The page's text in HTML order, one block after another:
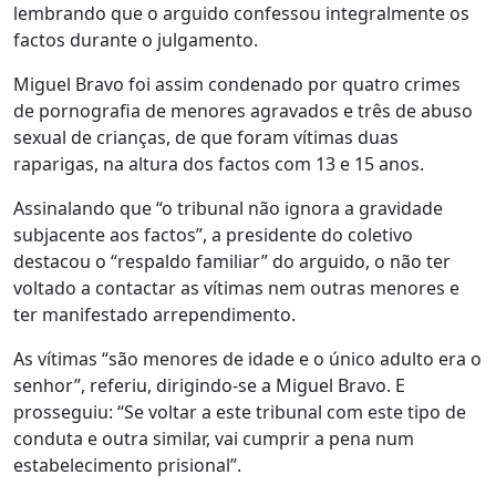
lembrando que o arguido confessou integralmente os
factos durante o julgamento.
Miguel Bravo foi assim condenado por quatro crimes
de pornografia de menores agravados e três de abuso
sexual de crianças, de que foram vítimas duas
raparigas, na altura dos factos com 13 e 15 anos.
Assinalando que “o tribunal não ignora a gravidade
subjacente aos factos”, a presidente do coletivo
destacou o “respaldo familiar” do arguido, o não ter
voltado a contactar as vítimas nem outras menores e
ter manifestado arrependimento.
As vítimas “são menores de idade e o único adulto era o
senhor”, referiu, dirigindo-se a Miguel Bravo. E
prosseguiu: “Se voltar a este tribunal com este tipo de
conduta e outra similar, vai cumprir a pena num
estabelecimento prisional”.